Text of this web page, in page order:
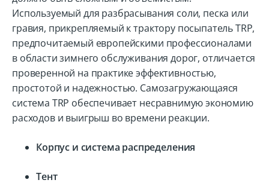
Используемый для разбрасывания соли, песка или
гравия, прикрепляемый к трактору посыпатель TRP,
предпочитаемый европейскими профессионалами
в области зимнего обслуживания дорог, отличается
проверенной на практике эффективностью,
простотой и надежностью. Самозагружающаяся
система TRP обеспечивает несравнимую экономию
расходов и выигрыш во времени реакции.
Корпус и система распределения
Тент